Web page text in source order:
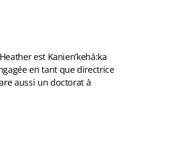
est Kanien’kehá:ka
en tant que directrice
aussi un doctorat à